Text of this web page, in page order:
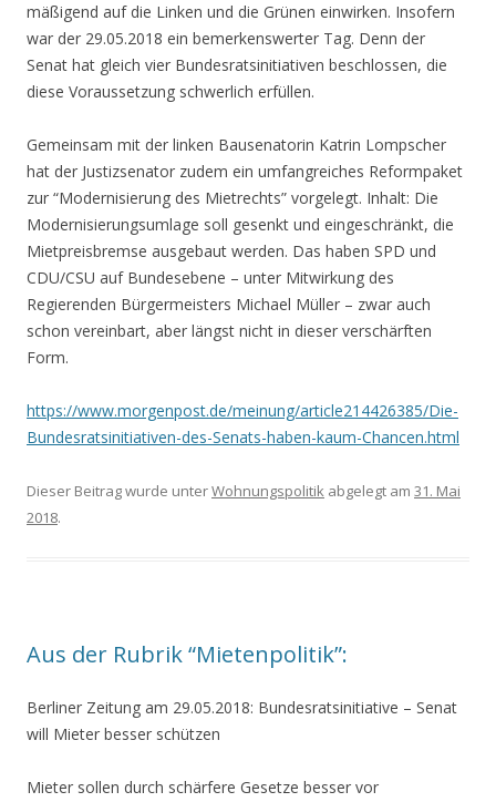
mäßigend auf die Linken und die Grünen einwirken. Insofern
war der 29.05.2018 ein bemerkenswerter Tag. Denn der
Senat hat gleich vier Bundesratsinitiativen beschlossen, die
diese Voraussetzung schwerlich erfüllen.
Gemeinsam mit der linken Bausenatorin Katrin Lompscher
hat der Justizsenator zudem ein umfangreiches Reformpaket
zur “Modernisierung des Mietrechts” vorgelegt. Inhalt: Die
Modernisierungsumlage soll gesenkt und eingeschränkt, die
Mietpreisbremse ausgebaut werden. Das haben SPD und
CDU/CSU auf Bundesebene – unter Mitwirkung des
Regierenden Bürgermeisters Michael Müller – zwar auch
schon vereinbart, aber längst nicht in dieser verschärften
Form.
https://www.morgenpost.de/meinung/article214426385/Die-
Bundesratsinitiativen-des-Senats-haben-kaum-Chancen.html
Dieser Beitrag wurde unterWohnungspolitik abgelegt am 31. Mai
2018.
Aus der Rubrik “Mietenpolitik”:
Berliner Zeitung am 29.05.2018: Bundesratsinitiative – Senat
will Mieter besser schützen
Mieter sollen durch schärfere Gesetze besser vor